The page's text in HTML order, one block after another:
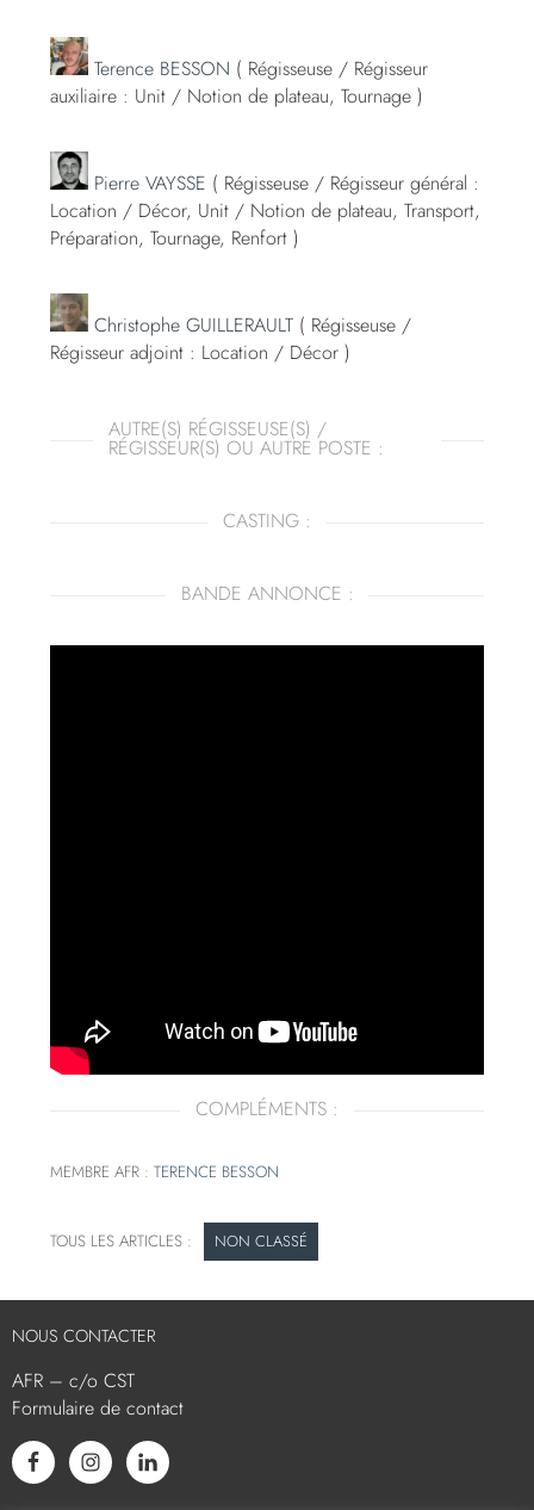
Terence BESSON ( Régisseuse / Régisseur
auxiliaire : Unit / Notion de plateau, Tournage )
Pierre VAYSSE ( Régisseuse / Régisseur général :
Location / Décor, Unit / Notion de plateau, Transport,
Préparation, Tournage, Renfort )
Christophe GUILLERAULT ( Régisseuse /
Régisseur adjoint : Location / Décor )
AUTRE(S) RÉGISSEUSE(S) /
RÉGISSEUR(S) OU AUTRE POSTE :
CASTING :
BANDE ANNONCE :
COMPLÉMENTS :
MEMBRE AFR :TERENCE BESSON
NON CLASSÉ
NOUS CONTACTER
AFR – c/o CST
Formulaire de contact